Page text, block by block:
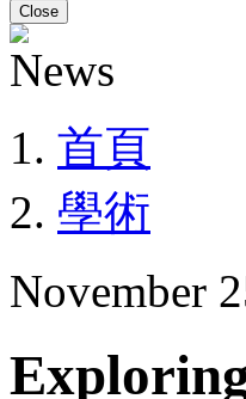
Close
首頁
學術
November